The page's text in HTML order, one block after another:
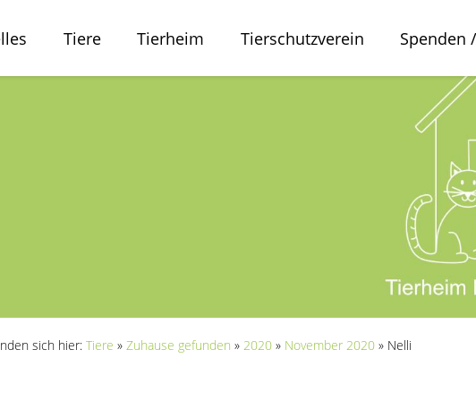
Tiere Tierheim Tierschutzverein Spenden
sich hier: Tiere » Zuhause gefunden » 2020 » November 2020 » Nelli